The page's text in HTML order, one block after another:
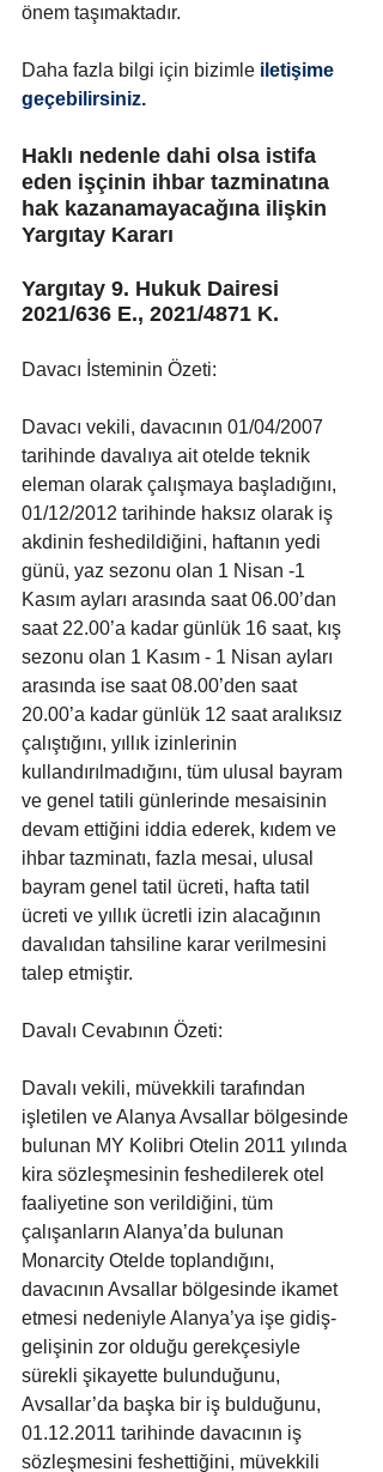
önem taşımaktadır.
Daha fazla bilgi için bizimle iletişime
geçebilirsiniz.
Haklı nedenle dahi olsa istifa
eden işçinin ihbar tazminatına
hak kazanamayacağına ilişkin
Yargıtay Kararı
Yargıtay 9. Hukuk Dairesi
2021/636 E., 2021/4871 K.
Davacı İsteminin Özeti:
Davacı vekili, davacının 01/04/2007
tarihinde davalıya ait otelde teknik
eleman olarak çalışmaya başladığını,
01/12/2012 tarihinde haksız olarak iş
akdinin feshedildiğini, haftanın yedi
günü, yaz sezonu olan 1 Nisan -1
Kasım ayları arasında saat 06.00’dan
saat 22.00’a kadar günlük 16 saat, kış
sezonu olan 1 Kasım - 1 Nisan ayları
arasında ise saat 08.00’den saat
20.00’a kadar günlük 12 saat aralıksız
çalıştığını, yıllık izinlerinin
kullandırılmadığını, tüm ulusal bayram
ve genel tatili günlerinde mesaisinin
devam ettiğini iddia ederek, kıdem ve
ihbar tazminatı, fazla mesai, ulusal
bayram genel tatil ücreti, hafta tatil
ücreti ve yıllık ücretli izin alacağının
davalıdan tahsiline karar verilmesini
talep etmiştir.
Davalı Cevabının Özeti:
Davalı vekili, müvekkili tarafından
işletilen ve Alanya Avsallar bölgesinde
bulunan MY Kolibri Otelin 2011 yılında
kira sözleşmesinin feshedilerek otel
faaliyetine son verildiğini, tüm
çalışanların Alanya’da bulunan
Monarcity Otelde toplandığını,
davacının Avsallar bölgesinde ikamet
etmesi nedeniyle Alanya’ya işe gidiş-
gelişinin zor olduğu gerekçesiyle
sürekli şikayette bulunduğunu,
Avsallar’da başka bir iş bulduğunu,
01.12.2011 tarihinde davacının iş
sözleşmesini feshettiğini, müvekkili